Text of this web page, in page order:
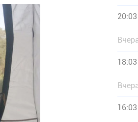
20:03
18:03
16:03